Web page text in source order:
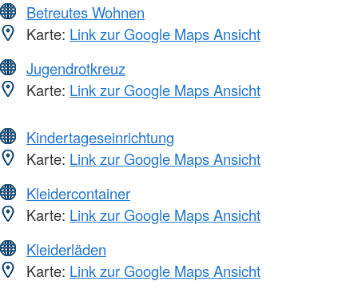
Betreutes Wohnen
Karte: Link zur Google Maps Ansicht
Jugendrotkreuz
Karte: Link zur Google Maps Ansicht
Kindertageseinrichtung
Karte: Link zur Google Maps Ansicht
Kleidercontainer
Karte: Link zur Google Maps Ansicht
Kleiderläden
Karte: Link zur Google Maps Ansicht